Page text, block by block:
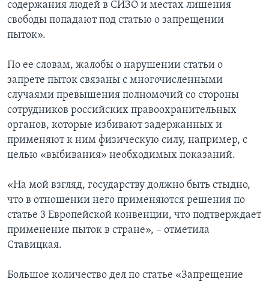
содержания людей в СИЗО и местах лишения
свободы попадают под статью о запрещении
пыток».
По ее словам, жалобы о нарушении статьи о
запрете пыток связаны с многочисленными
случаями превышения полномочий со стороны
сотрудников российских правоохранительных
органов, которые избивают задержанных и
применяют к ним физическую силу, например, с
целью «выбивания» необходимых показаний.
«На мой взгляд, государству должно быть стыдно,
что в отношении него применяются решения по
статье 3 Европейской конвенции, что подтверждает
применение пыток в стране», – отметила
Ставицкая.
Большое количество дел по статье «Запрещение